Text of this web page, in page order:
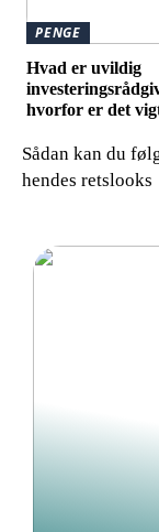
PENGE
Hvad er uvildig
hvorfor er det
Sådan kan du
hendes retslooks